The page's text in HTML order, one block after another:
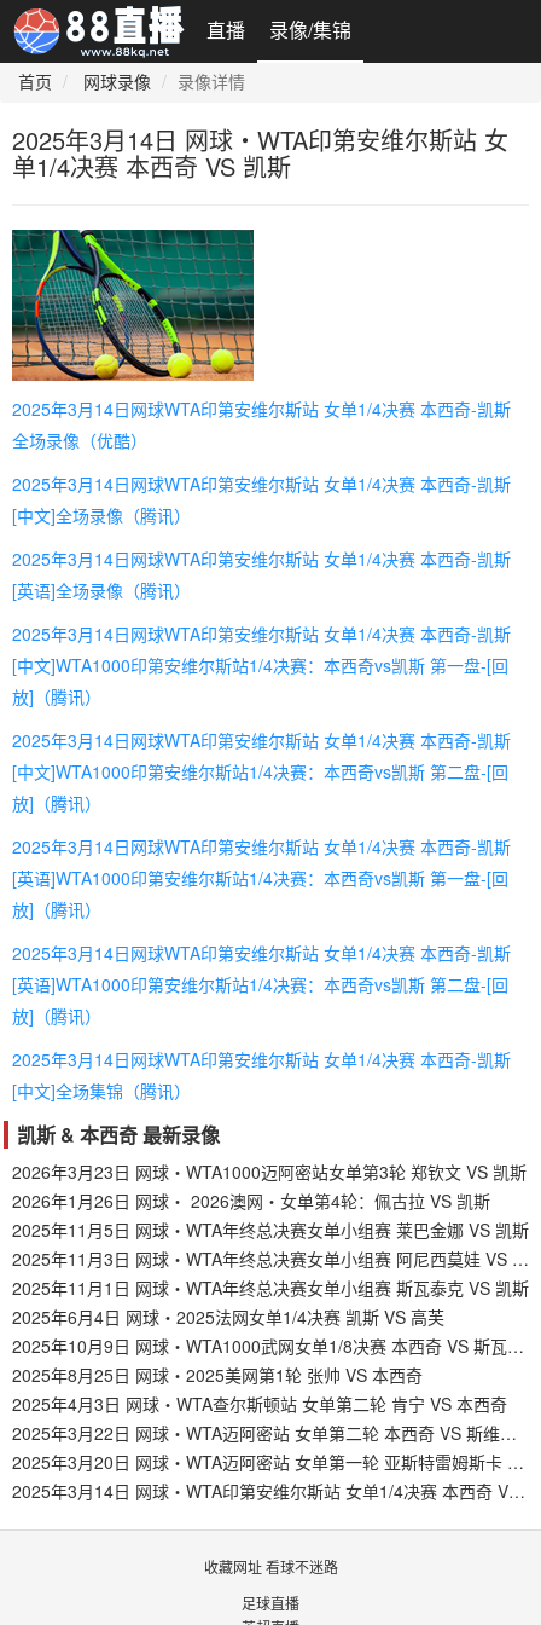
直播 录像/集锦
首页 网球录像 录像详情
2025年3月14日 网球・WTA印第安维尔斯站 女
单1/4决赛 本西奇 VS 凯斯
2025年3月14日网球WTA印第安维尔斯站 女单1/4决赛 本西奇-凯斯
全场录像（优酷）
2025年3月14日网球WTA印第安维尔斯站 女单1/4决赛 本西奇-凯斯
[中文]全场录像（腾讯）
2025年3月14日网球WTA印第安维尔斯站 女单1/4决赛 本西奇-凯斯
[英语]全场录像（腾讯）
2025年3月14日网球WTA印第安维尔斯站 女单1/4决赛 本西奇-凯斯
[中文]WTA1000印第安维尔斯站1/4决赛：本西奇vs凯斯 第一盘-[回
放]（腾讯）
2025年3月14日网球WTA印第安维尔斯站 女单1/4决赛 本西奇-凯斯
[中文]WTA1000印第安维尔斯站1/4决赛：本西奇vs凯斯 第二盘-[回
放]（腾讯）
2025年3月14日网球WTA印第安维尔斯站 女单1/4决赛 本西奇-凯斯
[英语]WTA1000印第安维尔斯站1/4决赛：本西奇vs凯斯 第一盘-[回
放]（腾讯）
2025年3月14日网球WTA印第安维尔斯站 女单1/4决赛 本西奇-凯斯
[英语]WTA1000印第安维尔斯站1/4决赛：本西奇vs凯斯 第二盘-[回
放]（腾讯）
2025年3月14日网球WTA印第安维尔斯站 女单1/4决赛 本西奇-凯斯
[中文]全场集锦（腾讯）
凯斯 & 本西奇 最新录像
2026年3月23日 网球・WTA1000迈阿密站女单第3轮 郑钦文 VS 凯斯
2026年1月26日 网球・ 2026澳网・女单第4轮：佩古拉 VS 凯斯
2025年11月5日 网球・WTA年终总决赛女单小组赛 莱巴金娜 VS 凯斯
2025年11月3日 网球・WTA年终总决赛女单小组赛 阿尼西莫娃 VS 凯斯
2025年11月1日 网球・WTA年终总决赛女单小组赛 斯瓦泰克 VS 凯斯
2025年6月4日 网球・2025法网女单1/4决赛 凯斯 VS 高芙
2025年10月9日 网球・WTA1000武网女单1/8决赛 本西奇 VS 斯瓦泰克
2025年8月25日 网球・2025美网第1轮 张帅 VS 本西奇
2025年4月3日 网球・WTA查尔斯顿站 女单第二轮 肯宁 VS 本西奇
2025年3月22日 网球・WTA迈阿密站 女单第二轮 本西奇 VS 斯维托丽娜
2025年3月20日 网球・WTA迈阿密站 女单第一轮 亚斯特雷姆斯卡 VS 本西奇
2025年3月14日 网球・WTA印第安维尔斯站 女单1/4决赛 本西奇 VS 凯斯
收藏网址 看球不迷路
足球直播